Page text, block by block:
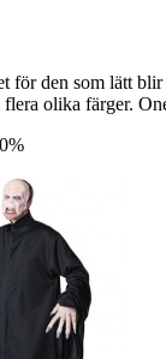
för den som lätt
olika färger.